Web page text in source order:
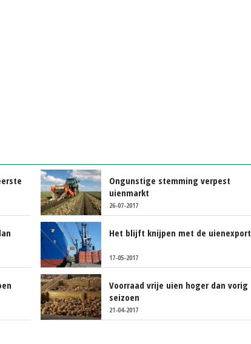
Ongunstige stemming verpest
uienmarkt
26-07-2017
Het blijft knijpen met de uienexport
17-05-2017
Voorraad vrije uien hoger dan vorig
seizoen
21-04-2017